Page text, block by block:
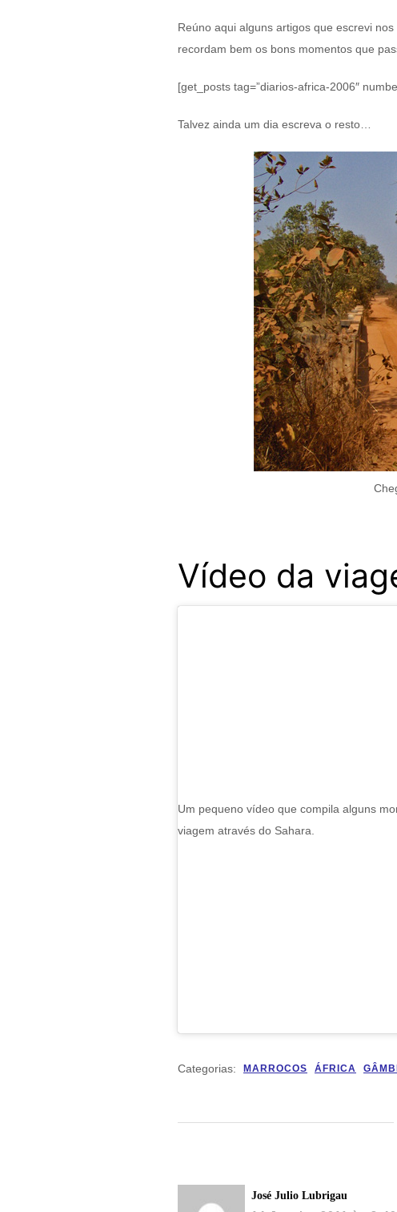
Reúno aqui alguns artigos que escrevi
recordam bem os bons momentos que
[get_posts tag=”diarios-africa-2006″
Talvez ainda um dia escreva o resto…
Vídeo da
Um pequeno vídeo que compila alguns
viagem através do Sahara.
Categorias: MARROCOS ÁFRICA
José Julio Lubrigau